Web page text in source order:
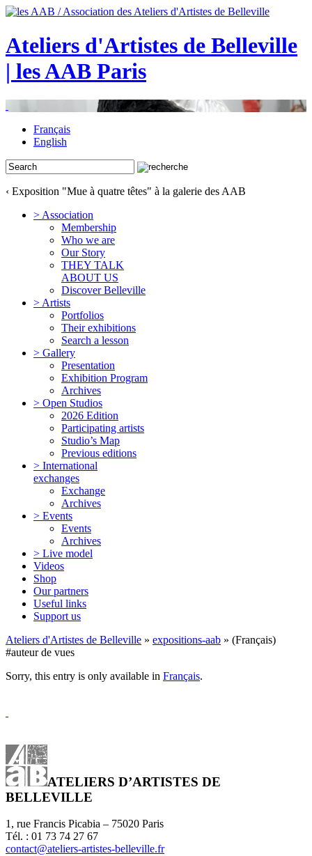
Ateliers d'Artistes de Belleville
| les AAB Paris
Français
English
‹ Exposition "Mue à quatre têtes" à la galerie des AAB
> Association
Membership
Who we are
Our Story
THEY TALK
ABOUT US
Discover Belleville
> Artists
Portfolios
Their exhibitions
Search a lesson
> Gallery
Presentation
Exhibition Program
Archives
> Open Studios
2026 Edition
Participating artists
Studio’s Map
Previous editions
> International
exchanges
Exchange
Archives
> Events
Events
Archives
> Live model
Videos
Shop
Our partners
Useful links
Support us
Ateliers d'Artistes de Belleville » expositions-aab » (Français)
#auteur de vues
Sorry, this entry is only available in Français.
ATELIERS D’ARTISTES DE
BELLEVILLE
1, rue Francis Picabia – 75020 Paris
Tél. : 01 73 74 27 67
contact@ateliers-artistes-belleville.fr